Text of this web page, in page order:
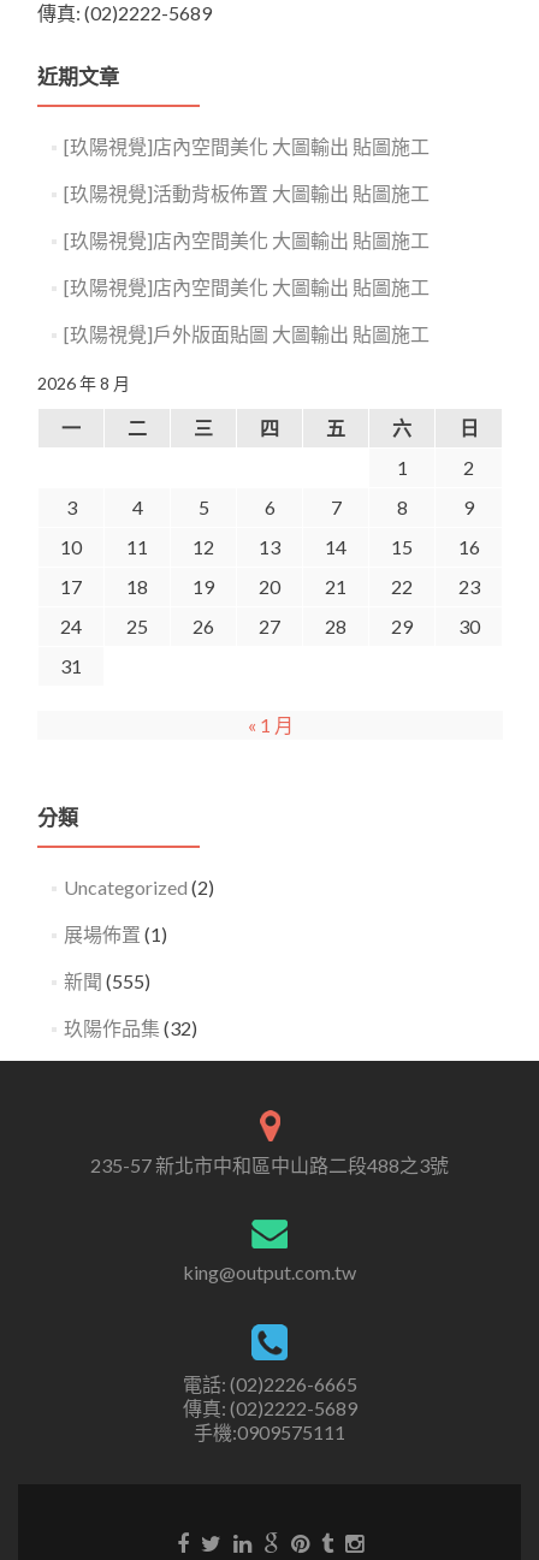
傳真: (02)2222-5689
近期文章
[玖陽視覺]店內空間美化 大圖輸出 貼圖施工
[玖陽視覺]活動背板佈置 大圖輸出 貼圖施工
[玖陽視覺]店內空間美化 大圖輸出 貼圖施工
[玖陽視覺]店內空間美化 大圖輸出 貼圖施工
[玖陽視覺]戶外版面貼圖 大圖輸出 貼圖施工
2026 年 8 月
一 二 三 四 五 六
日
1
2
3
4 5 6 7 8
9
10
11 12 13 14 15
16
17
18 19 20 21 22
23
24
25 26 27 28 29
30
31
« 1 月
分類
Uncategorized (2)
展場佈置 (1)
新聞 (555)
玖陽作品集 (32)
235-57 新北市中和區中山路二段488之3號
king@output.com.tw
電話: (02)2226-6665
傳真: (02)2222-5689
手機:0909575111